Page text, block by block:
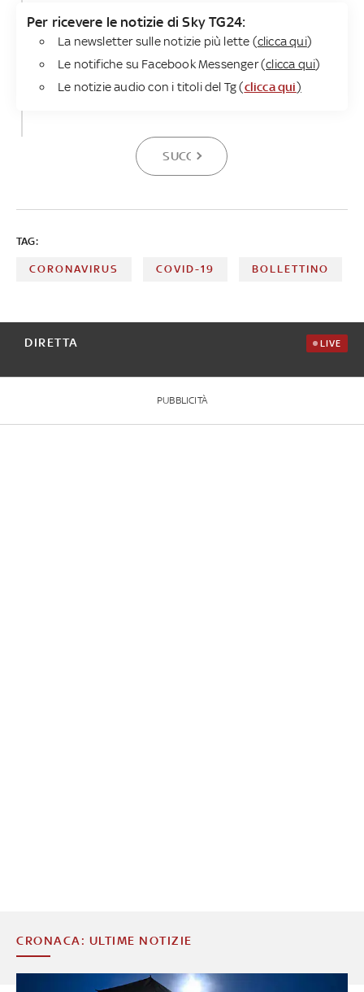
Per ricevere le notizie di Sky TG24:
La newsletter sulle notizie più lette (clicca qui)
Le notifiche su Facebook Messenger (clicca qui)
Le notizie audio con i titoli del Tg (clicca qui)
SUCCESSIVA
TAG:
CORONAVIRUS COVID-19 BOLLETTINO
DIRETTA LIVE
PUBBLICITÀ
CRONACA: ULTIME NOTIZIE